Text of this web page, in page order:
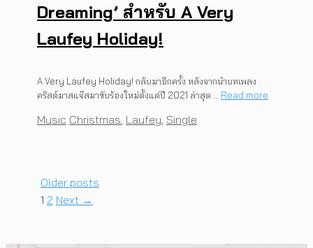
Dreaming’ สำหรับ A Very
Laufey Holiday!
A Very Laufey Holiday! กลับมาอีกครั้ง หลังจากนำบทเพลง
คริสต์มาสแจ๊สมาขับร้องใหม่ตั้งแต่ปี 2021 ล่าสุด … Read more
Categories
Music Tags
Christmas, Laufey, Single
Older posts
Page
1 Page
2 Next →